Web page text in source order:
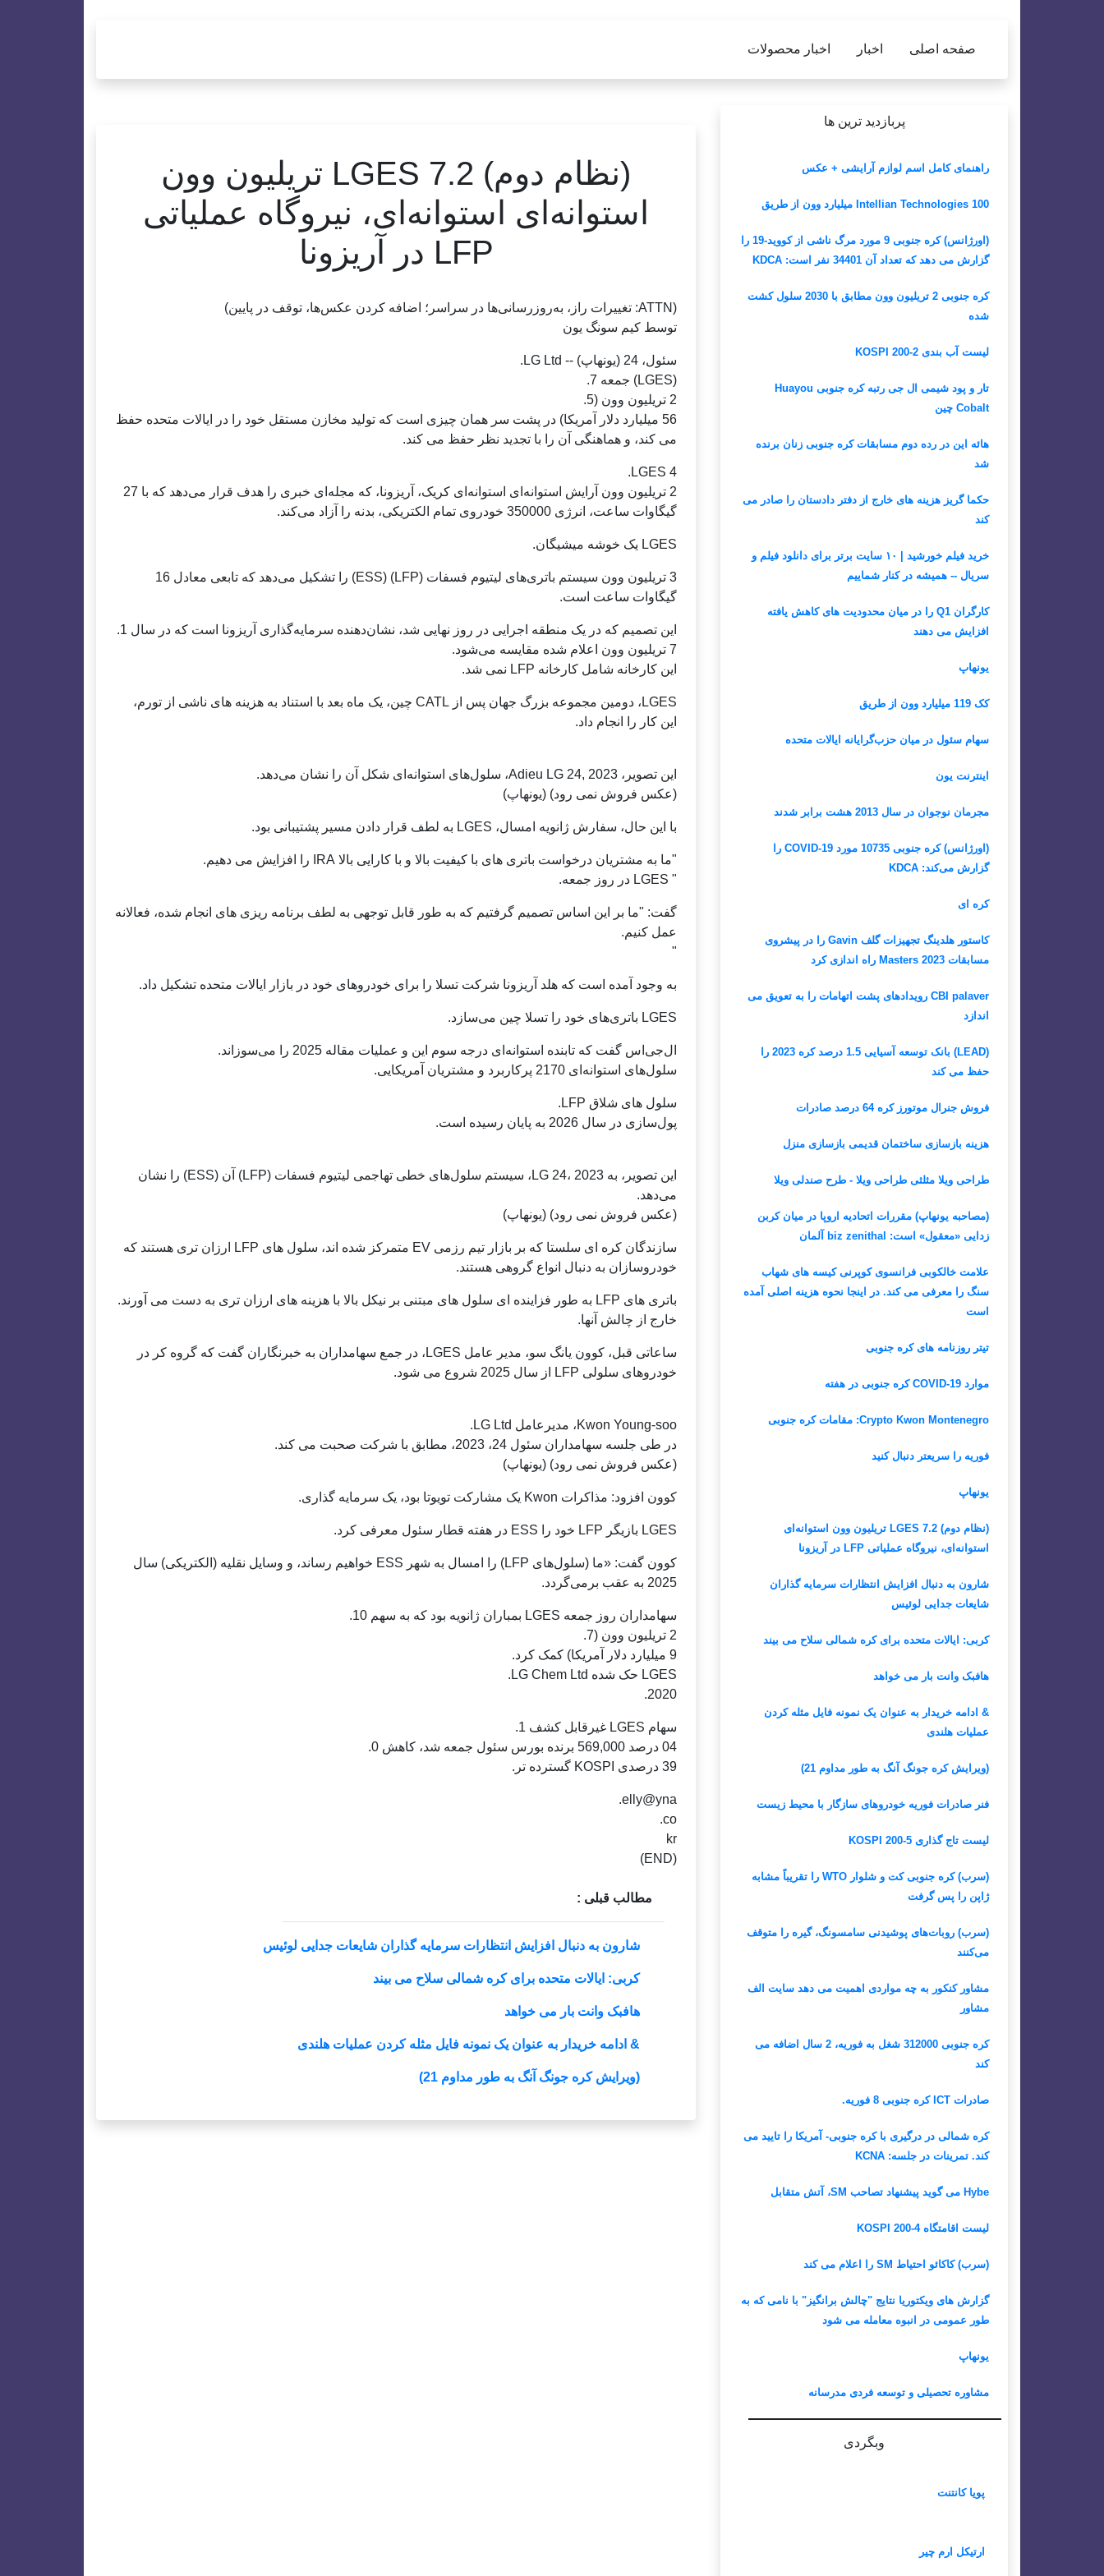
صفحه اصلی اخبار اخبار محصولات
پربازدید ترین ها
راهنمای کامل اسم لوازم آرایشی + عکس
Intellian Technologies 100 میلیارد وون از طریق
(اورژانس) کره جنوبی 9 مورد مرگ ناشی از کووید-19 را
گزارش می دهد که تعداد آن 34401 نفر است: KDCA
کره جنوبی 2 تریلیون وون مطابق با 2030 سلول کشت
شده
لیست آب بندی KOSPI 200-2
تار و پود شیمی ال جی رتبه کره جنوبی Huayou
Cobalt چین
هائه این در رده دوم مسابقات کره جنوبی زنان برنده
شد
حکما گریز هزینه های خارج از دفتر دادستان را صادر می
کند
خرید فیلم خورشید | ۱۰ سایت برتر برای دانلود فیلم و
سریال -- همیشه در کنار شماییم
کارگران Q1 را در میان محدودیت های کاهش یافته
افزایش می دهند
یونهاپ
کک 119 میلیارد وون از طریق
سهام سئول در میان حزب‌گرایانه ایالات متحده
اینترنت یون
مجرمان نوجوان در سال 2013 هشت برابر شدند
(اورژانس) کره جنوبی 10735 مورد COVID-19 را
گزارش می‌کند: KDCA
کره ای
کاستور هلدینگ تجهیزات گلف Gavin را در پیشروی
مسابقات Masters 2023 راه اندازی کرد
CBI palaver رویدادهای پشت اتهامات را به تعویق می
اندازد
(LEAD) بانک توسعه آسیایی 1.5 درصد کره 2023 را
حفظ می کند
فروش جنرال موتورز کره 64 درصد صادرات
هزینه بازسازی ساختمان قدیمی بازسازی منزل
طراحی ویلا مثلثی طراحی ویلا - طرح صندلی ویلا
(مصاحبه یونهاپ) مقررات اتحادیه اروپا در میان کربن
زدایی «معقول» است: biz zenithal آلمان
علامت خالکوبی فرانسوی کوپرنی کیسه های شهاب
سنگ را معرفی می کند. در اینجا نحوه هزینه اصلی آمده
است
تیتر روزنامه های کره جنوبی
موارد COVID-19 کره جنوبی در هفته
Crypto Kwon Montenegro: مقامات کره جنوبی
فوریه را سریعتر دنبال کنید
یونهاپ
(نظام دوم) LGES 7.2 تریلیون وون استوانه‌ای
استوانه‌ای، نیروگاه عملیاتی LFP در آریزونا
شارون به دنبال افزایش انتظارات سرمایه گذاران
شایعات جدایی لوئیس
کربی: ایالات متحده برای کره شمالی سلاح می بیند
هافبک وانت بار می خواهد
& ادامه خریدار به عنوان یک نمونه فایل مثله کردن
عملیات هلندی
(ویرایش کره جونگ آنگ به طور مداوم 21)
فنر صادرات فوریه خودروهای سازگار با محیط زیست
لیست تاج گذاری KOSPI 200-5
(سرب) کره جنوبی کت و شلوار WTO را تقریباً مشابه
ژاپن را پس گرفت
(سرب) روبات‌های پوشیدنی سامسونگ، گیره را متوقف
می‌کنند
مشاور کنکور به چه مواردی اهمیت می دهد سایت الف
مشاور
کره جنوبی 312000 شغل به فوریه، 2 سال اضافه می
کند
صادرات ICT کره جنوبی 8 فوریه.
کره شمالی در درگیری با کره جنوبی- آمریکا را تایید می
کند. تمرینات در جلسه: KCNA
Hybe می گوید پیشنهاد تصاحب SM، آتش متقابل
لیست اقامتگاه KOSPI 200-4
(سرب) کاکائو احتیاط SM را اعلام می کند
گزارش های ویکتوریا نتایج "چالش برانگیز" با نامی که به
طور عمومی در انبوه معامله می شود
یونهاپ
مشاوره تحصیلی و توسعه فردی مدرسانه
وبگردی
پویا کانتنت
ارتیکل ارم چیر
(نظام دوم) LGES 7.2 تریلیون وون
استوانه‌ای استوانه‌ای، نیروگاه عملیاتی
LFP در آریزونا
(ATTN: تغییرات راز، به‌روزرسانی‌ها در سراسر؛ اضافه کردن عکس‌ها، توقف در پایین)
توسط کیم سونگ یون
سئول، 24 (یونهاپ) -- LG Ltd.
(LGES) جمعه 7.
2 تریلیون وون (5.
56 میلیارد دلار آمریکا) در پشت سر همان چیزی است که تولید مخازن مستقل خود را در ایالات متحده حفظ
می کند، و هماهنگی آن را با تجدید نظر حفظ می کند.
LGES 4.
2 تریلیون وون آرایش استوانه‌ای استوانه‌ای کریک، آریزونا، که مجله‌ای خبری را هدف قرار می‌دهد که با 27
گیگاوات ساعت، انرژی 350000 خودروی تمام الکتریکی، بدنه را آزاد می‌کند.
LGES یک خوشه میشیگان.
3 تریلیون وون سیستم باتری‌های لیتیوم فسفات (LFP) (ESS) را تشکیل می‌دهد که تابعی معادل 16
گیگاوات ساعت است.
این تصمیم که در یک منطقه اجرایی در روز نهایی شد، نشان‌دهنده سرمایه‌گذاری آریزونا است که در سال 1.
7 تریلیون وون اعلام شده مقایسه می‌شود.
این کارخانه شامل کارخانه LFP نمی شد.
LGES، دومین مجموعه بزرگ جهان پس از CATL چین، یک ماه بعد با استناد به هزینه های ناشی از تورم،
این کار را انجام داد.
این تصویر، Adieu LG 24, 2023، سلول‌های استوانه‌ای شکل آن را نشان می‌دهد.
(عکس فروش نمی رود) (یونهاپ)
با این حال، سفارش ژانویه امسال، LGES به لطف قرار دادن مسیر پشتیبانی بود.
"ما به مشتریان درخواست باتری های با کیفیت بالا و با کارایی بالا IRA را افزایش می دهیم.
" LGES در روز جمعه.
گفت: "ما بر این اساس تصمیم گرفتیم که به طور قابل توجهی به لطف برنامه ریزی های انجام شده، فعالانه
عمل کنیم.
"
به وجود آمده است که هلد آریزونا شرکت تسلا را برای خودروهای خود در بازار ایالات متحده تشکیل داد.
LGES باتری‌های خود را تسلا چین می‌سازد.
ال‌جی‌اس گفت که تابنده استوانه‌ای درجه سوم این و عملیات مقاله 2025 را می‌سوزاند.
سلول‌های استوانه‌ای 2170 پرکاربرد و مشتریان آمریکایی.
سلول های شلاق LFP.
پول‌سازی در سال 2026 به پایان رسیده است.
این تصویر، به LG 24، 2023، سیستم سلول‌های خطی تهاجمی لیتیوم فسفات (LFP) آن (ESS) را نشان
می‌دهد.
(عکس فروش نمی رود) (یونهاپ)
سازندگان کره ای سلستا که بر بازار تیم رزمی EV متمرکز شده اند، سلول های LFP ارزان تری هستند که
خودروسازان به دنبال انواع گروهی هستند.
باتری های LFP به طور فزاینده ای سلول های مبتنی بر نیکل بالا با هزینه های ارزان تری به دست می آورند.
خارج از چالش آنها.
ساعاتی قبل، کوون یانگ سو، مدیر عامل LGES، در جمع سهامداران به خبرنگاران گفت که گروه کر در
خودروهای سلولی LFP از سال 2025 شروع می شود.
Kwon Young-soo، مدیرعامل LG Ltd.
در طی جلسه سهامداران سئول 24، 2023، مطابق با شرکت صحبت می کند.
(عکس فروش نمی رود) (یونهاپ)
کوون افزود: مذاکرات Kwon یک مشارکت تویوتا بود، یک سرمایه گذاری.
LGES بازیگر LFP خود را ESS در هفته قطار سئول معرفی کرد.
کوون گفت: «ما (سلول‌های LFP) را امسال به شهر ESS خواهیم رساند، و وسایل نقلیه (الکتریکی) سال
2025 به عقب برمی‌گردد.
سهامداران روز جمعه LGES بمباران ژانویه بود که به سهم 10.
2 تریلیون وون (7.
9 میلیارد دلار آمریکا) کمک کرد.
LGES حک شده LG Chem Ltd.
2020.
سهام LGES غیرقابل کشف 1.
04 درصد 569,000 برنده بورس سئول جمعه شد، کاهش 0.
39 درصدی KOSPI گسترده تر.
elly@yna.
co.
kr
(END)
مطالب قبلی :
شارون به دنبال افزایش انتظارات سرمایه گذاران شایعات جدایی لوئیس
کربی: ایالات متحده برای کره شمالی سلاح می بیند
هافبک وانت بار می خواهد
& ادامه خریدار به عنوان یک نمونه فایل مثله کردن عملیات هلندی
(ویرایش کره جونگ آنگ به طور مداوم 21)